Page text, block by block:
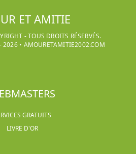
ET AMITIE
- TOUS DROITS RÉSERVÉS.
2026• AMOURETAMITIE2002.COM
GRATUITS
LIVRE D'OR